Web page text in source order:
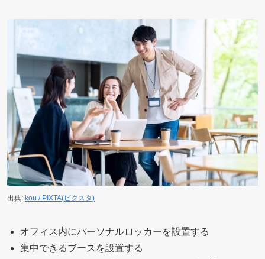
出典: kou / PIXTA(ピクスタ)
オフィス内にパーソナルロッカーを設置する
集中できるブースを設置する